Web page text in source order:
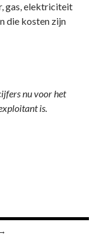
gas, elektriciteit
die kosten zijn
nu voor het
is.